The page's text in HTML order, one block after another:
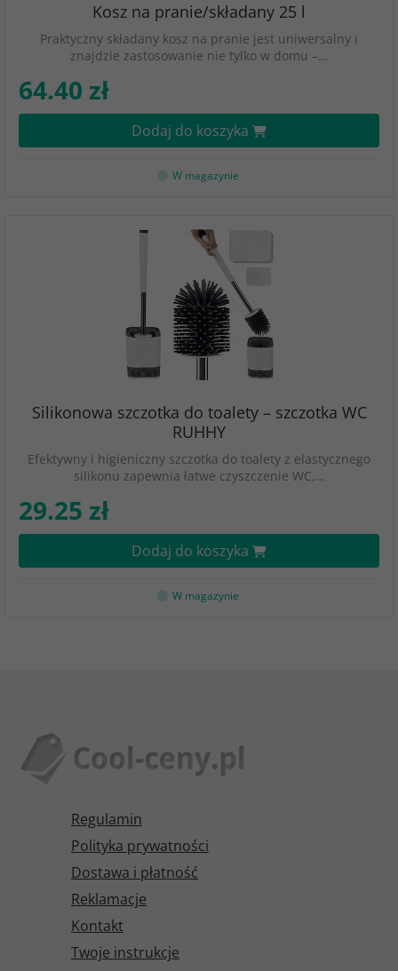
Kosz na pranie/składany 25 l
Praktyczny składany kosz na pranie jest uniwersalny i
znajdzie zastosowanie nie tylko w domu –…
64.40 zł
Dodaj do koszyka
W magazynie
Silikonowa szczotka do toalety – szczotka WC
RUHHY
Efektywny i higieniczny szczotka do toalety z elastycznego
silikonu zapewnia łatwe czyszczenie WC,…
29.25 zł
Dodaj do koszyka
W magazynie
Regulamin
Polityka prywatności
Dostawa i płatność
Reklamacje
Kontakt
Twoje instrukcje